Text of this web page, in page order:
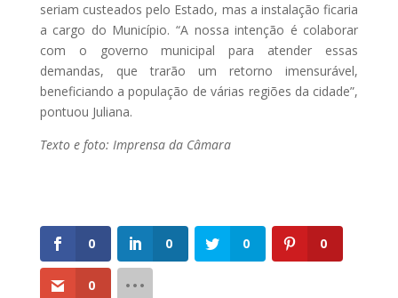
seriam custeados pelo Estado, mas a instalação ficaria
a cargo do Município. “A nossa intenção é colaborar
com o governo municipal para atender essas
demandas, que trarão um retorno imensurável,
beneficiando a população de várias regiões da cidade”,
pontuou Juliana.
Texto e foto: Imprensa da Câmara
0 0 0 0
0